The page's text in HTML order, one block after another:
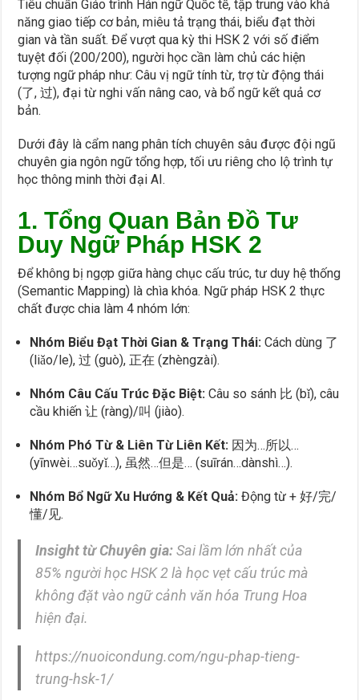
Tiêu chuẩn Giáo trình Hán ngữ Quốc tế, tập trung vào khả
năng giao tiếp cơ bản, miêu tả trạng thái, biểu đạt thời
gian và tần suất. Để vượt qua kỳ thi HSK 2 với số điểm
tuyệt đối (200/200), người học cần làm chủ các hiện
tượng ngữ pháp như: Câu vị ngữ tính từ, trợ từ động thái
(了, 过), đại từ nghi vấn nâng cao, và bổ ngữ kết quả cơ
bản.
Dưới đây là cẩm nang phân tích chuyên sâu được đội ngũ
chuyên gia ngôn ngữ tổng hợp, tối ưu riêng cho lộ trình tự
học thông minh thời đại AI.
1. Tổng Quan Bản Đồ Tư
Duy Ngữ Pháp HSK 2
Để không bị ngợp giữa hàng chục cấu trúc, tư duy hệ thống
(Semantic Mapping) là chìa khóa. Ngữ pháp HSK 2 thực
chất được chia làm 4 nhóm lớn:
Nhóm Biểu Đạt Thời Gian & Trạng Thái: Cách dùng 了
(liǎo/le), 过 (guò), 正在 (zhèngzài).
Nhóm Câu Cấu Trúc Đặc Biệt: Câu so sánh 比 (bǐ), câu
cầu khiến 让 (ràng)/叫 (jiào).
Nhóm Phó Từ & Liên Từ Liên Kết: 因为…所以…
(yīnwèi…suǒyǐ…), 虽然…但是… (suīrán…dànshì…).
Nhóm Bổ Ngữ Xu Hướng & Kết Quả: Động từ + 好/完/
懂/见.
Insight từ Chuyên gia:Sai lầm lớn nhất của
85% người học HSK 2 là học vẹt cấu trúc mà
không đặt vào ngữ cảnh văn hóa Trung Hoa
hiện đại.
https://nuoicondung.com/ngu-phap-tieng-
trung-hsk-1/